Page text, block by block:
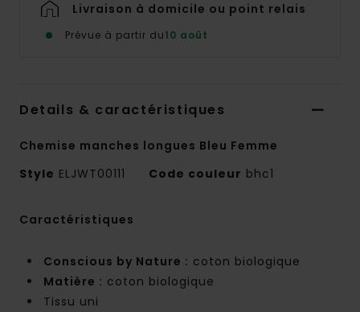
Livraison à domicile ou point relais
Prévue à partir du10 août
Details & caractéristiques
Chemise manches longues Bleu Femme
Style ELJWT00111 Code couleur bhc1
Caractéristiques
Conscious by Nature : coton biologique
Matière : coton biologique
Tissu uni